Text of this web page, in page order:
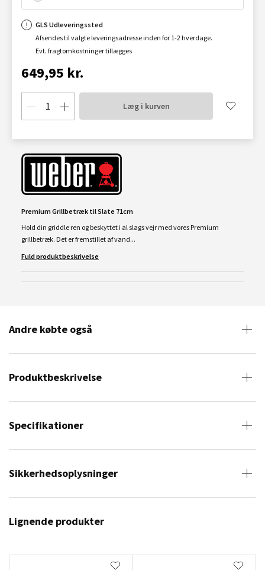
GLS Udleveringssted
Afsendes til valgte leveringsadresse inden for 1-2 hverdage.
Evt. fragtomkostninger tillægges
649,95 kr.
Læg i kurven
Premium Grillbetræk til Slate 71cm
Hold din griddle ren og beskyttet i al slags vejr med vores Premium
grillbetræk. Det er fremstillet af vand...
Fuld produktbeskrivelse
Andre købte også
Produktbeskrivelse
Specifikationer
Sikkerhedsoplysninger
Lignende produkter